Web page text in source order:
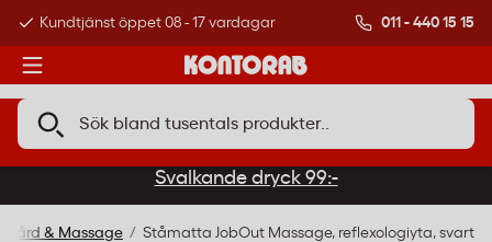
Kundtjänst öppet 08 - 17 vardagar Över 500 000
011 - 440 15 15
Svalkande dryck 99:-
& Massage Ståmatta JobOut Massage, reflexologiyta, svart